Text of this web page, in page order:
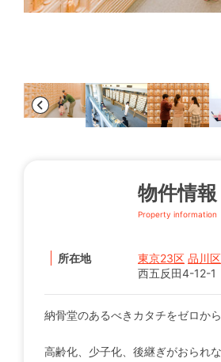
物件情報
Property information
所在地 東京23区 品川区
西五反田4-12-1
納骨堂のあるべきカタチをゼロか
高齢化、少子化、後継ぎがおられ